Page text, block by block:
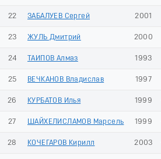
22 ЗАБАЛУЕВ Сергей 2001
23 ЖУЛЬ Дмитрий 2000
24 ТАИПОВ Алмаз 1993
25 ВЕЧКАНОВ Владислав 1997
26 КУРБАТОВ Илья 1999
27 ШАЙХЕЛИСЛАМОВ Марсель 1999
28 КОЧЕГАРОВ Кирилл 2003